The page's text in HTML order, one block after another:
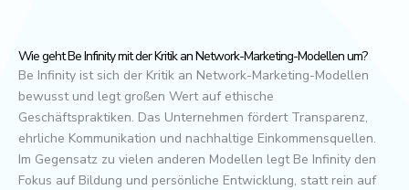
Wie geht Be Infinity mit der Kritik an Network-Marketing-Modellen um?
Be Infinity ist sich der Kritik an Network-Marketing-Modellen
bewusst und legt großen Wert auf ethische
Geschäftspraktiken. Das Unternehmen fördert Transparenz,
ehrliche Kommunikation und nachhaltige Einkommensquellen.
Im Gegensatz zu vielen anderen Modellen legt Be Infinity den
Fokus auf Bildung und persönliche Entwicklung, statt rein auf